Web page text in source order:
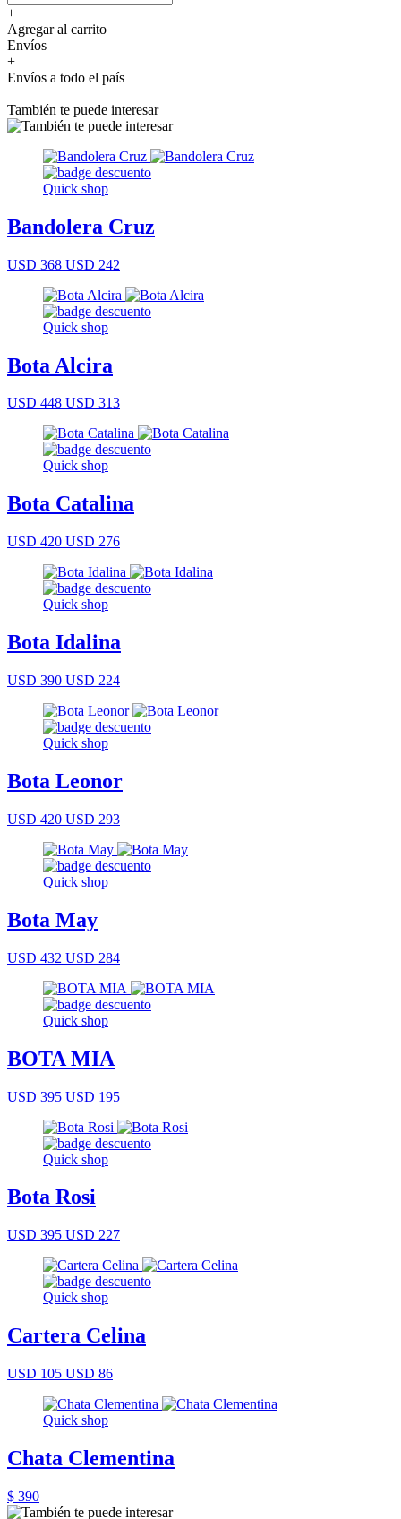
+
Agregar al carrito
Envíos
+
Envíos a todo el país
También te puede interesar
Quick shop
Bandolera Cruz
USD 368 USD 242
Quick shop
Bota Alcira
USD 448 USD 313
Quick shop
Bota Catalina
USD 420 USD 276
Quick shop
Bota Idalina
USD 390 USD 224
Quick shop
Bota Leonor
USD 420 USD 293
Quick shop
Bota May
USD 432 USD 284
Quick shop
BOTA MIA
USD 395 USD 195
Quick shop
Bota Rosi
USD 395 USD 227
Quick shop
Cartera Celina
USD 105 USD 86
Quick shop
Chata Clementina
$ 390